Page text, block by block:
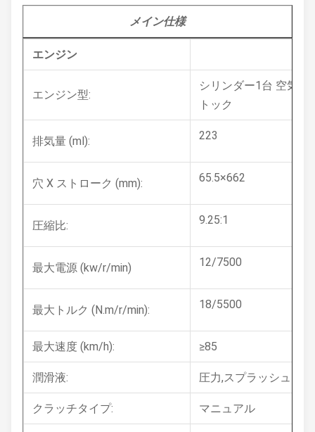
メイン仕様
エンジン
エンジン型:
シリンダー1台 空気冷
トック
排気量 (ml): 223
穴 X ストローク (mm): 65.5×662
圧縮比: 9.25:1
最大電源 (kw/r/min) 12/7500
最大トルク (N.m/r/min): 18/5500
最大速度 (km/h): ≥85
潤滑液: 圧力,スプラッシュ
クラッチタイプ: マニュアル